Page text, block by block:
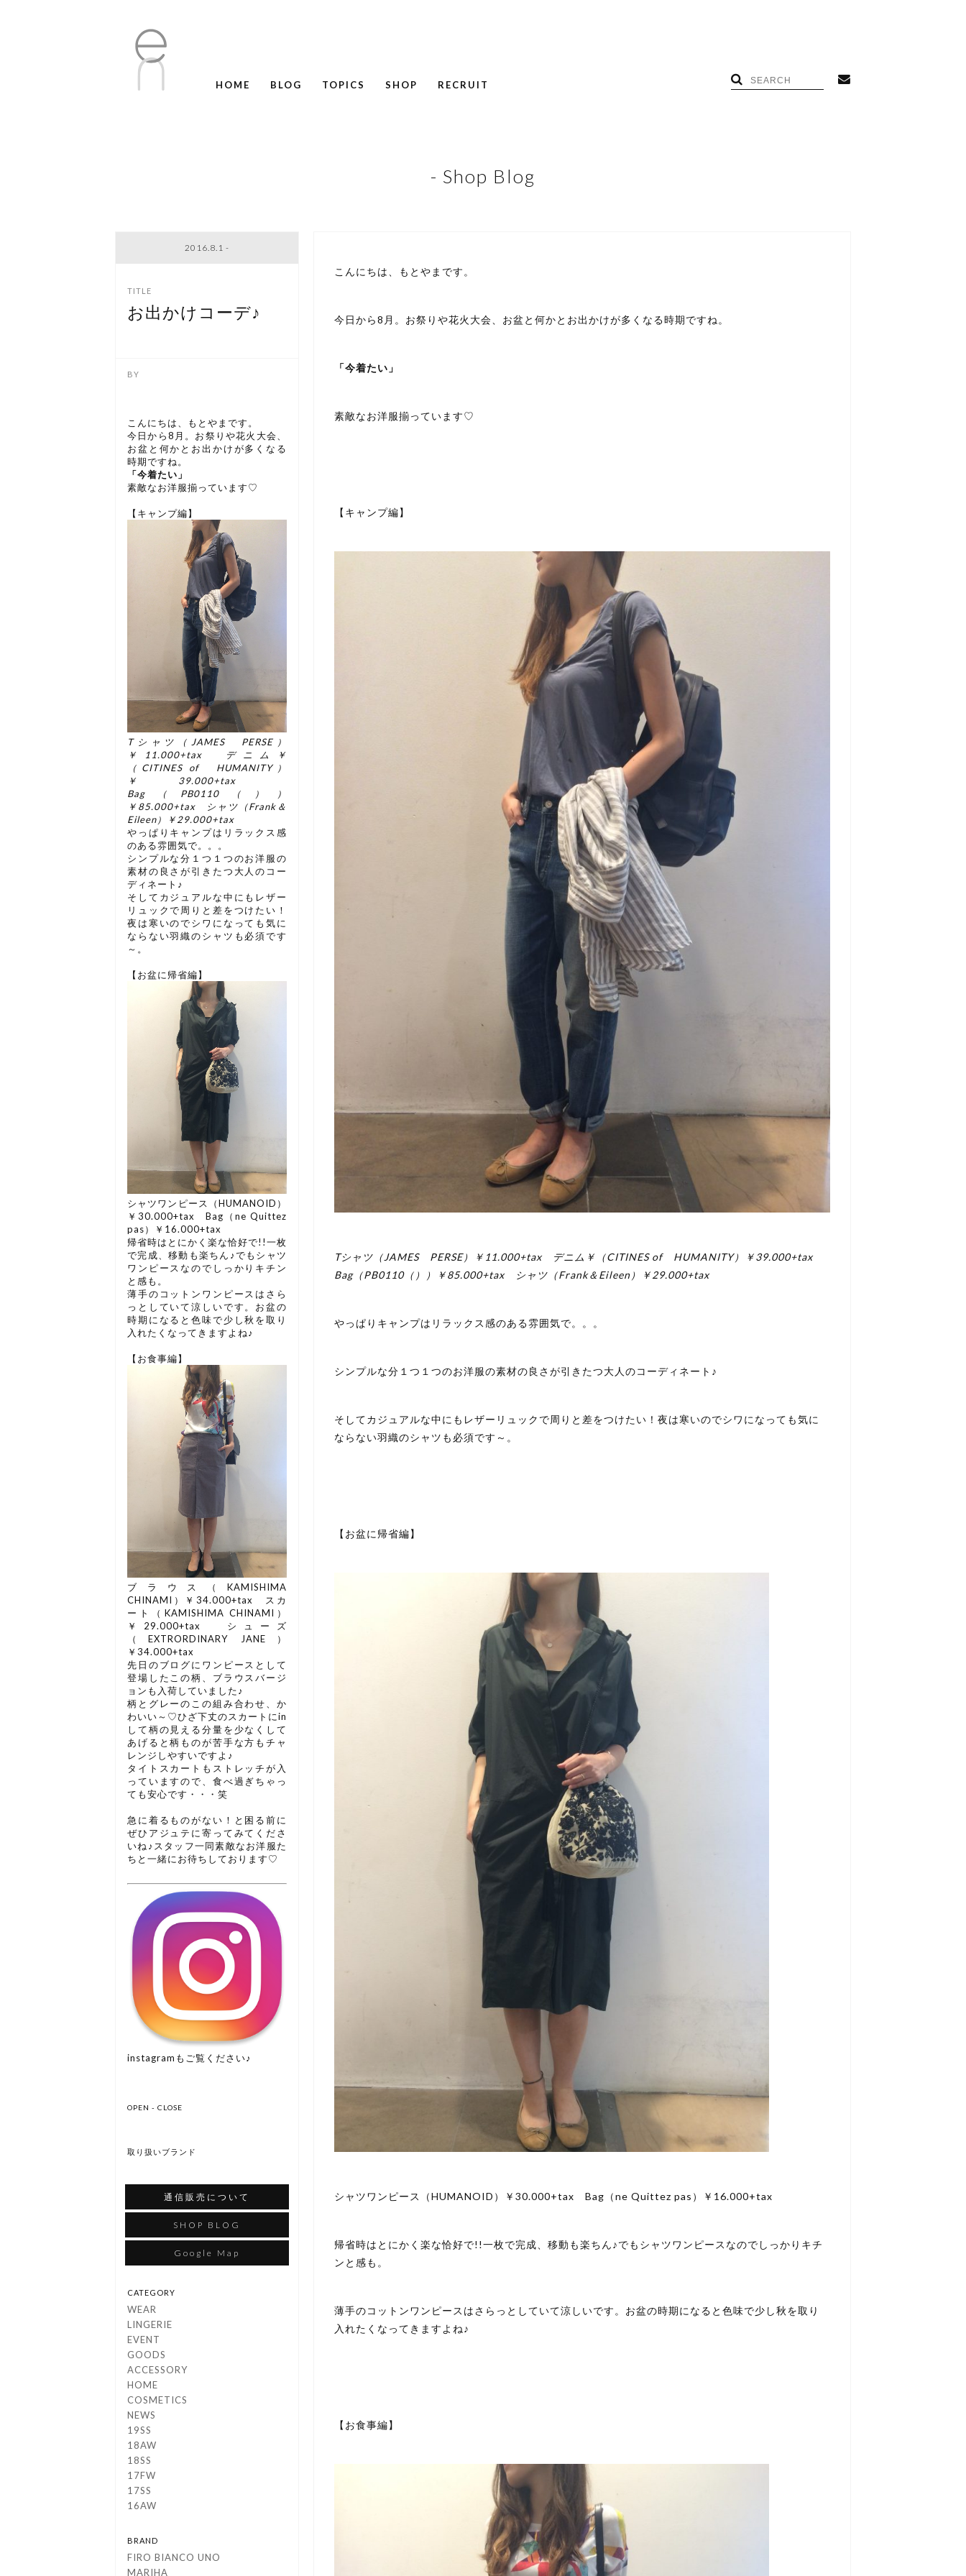
HOME BLOG
TOPICS
SHOP RECRUIT
- Shop Blog
2016.8.1 -
お出かけコーデ♪
こんにちは、もとやまです。
今日から8月。お祭りや花火大会、お盆と何かとお出かけが多くなる時期ですね。
「今着たい」
素敵なお洋服揃っています♡
【キャンプ編】
Tシャツ（JAMES PERSE）￥11.000+tax デニム￥（CITINES of HUMANITY）￥39.000+tax
Bag（PB0110（））￥85.000+tax シャツ（Frank＆Eileen）￥29.000+tax
やっぱりキャンプはリラックス感のある雰囲気で。。。
シンプルな分１つ１つのお洋服の素材の良さが引きたつ大人のコーディネート♪
そしてカジュアルな中にもレザーリュックで周りと差をつけたい！夜は寒いのでシワになっても気に
ならない羽織のシャツも必須です～。
【お盆に帰省編】
シャツワンピース（HUMANOID）￥30.000+tax Bag（ne Quittez pas）￥16.000+tax
帰省時はとにかく楽な恰好で!!一枚で完成、移動も楽ちん♪でもシャツワンピースなのでしっかりキチ
ンと感も。
薄手のコットンワンピースはさらっとしていて涼しいです。お盆の時期になると色味で少し秋を取り
入れたくなってきますよね♪
【お食事編】
こんにちは、もとやまです。
今日から8月。お祭りや花火大会、
お盆と何かとお出かけが多くなる
時期ですね。
「今着たい」
素敵なお洋服揃っています♡
【キャンプ編】
Tシャツ（JAMES PERSE）
￥11.000+tax デニム￥
（CITINES of HUMANITY）
￥39.000+tax
Bag（PB0110（））
￥85.000+tax シャツ（Frank＆
Eileen）￥29.000+tax
やっぱりキャンプはリラックス感
のある雰囲気で。。。
シンプルな分１つ１つのお洋服の
素材の良さが引きたつ大人のコー
ディネート♪
そしてカジュアルな中にもレザー
リュックで周りと差をつけたい！
夜は寒いのでシワになっても気に
ならない羽織のシャツも必須です
～。
【お盆に帰省編】
シャツワンピース（HUMANOID）
￥30.000+tax Bag（ne Quittez
pas）￥16.000+tax
帰省時はとにかく楽な恰好で!!一枚
で完成、移動も楽ちん♪でもシャツ
ワンピースなのでしっかりキチン
と感も。
薄手のコットンワンピースはさら
っとしていて涼しいです。お盆の
時期になると色味で少し秋を取り
入れたくなってきますよね♪
【お食事編】
ブラウス（KAMISHIMA
CHINAMI）￥34.000+tax スカ
ート（KAMISHIMA CHINAMI）
￥29.000+tax シューズ
（EXTRORDINARY JANE）
￥34.000+tax
先日のブログにワンピースとして
登場したこの柄、ブラウスバージ
ョンも入荷していました♪
柄とグレーのこの組み合わせ、か
わいい～♡ひざ下丈のスカートにin
して柄の見える分量を少なくして
あげると柄ものが苦手な方もチャ
レンジしやすいですよ♪
タイトスカートもストレッチが入
っていますので、食べ過ぎちゃっ
ても安心です・・・笑
急に着るものがない！と困る前に
ぜひアジュテに寄ってみてくださ
いね♪スタッフ一同素敵なお洋服た
ちと一緒にお待ちしております♡
instagramもご覧ください♪
OPEN - CLOSE
取り扱いブランド
通信販売について
SHOP BLOG
Google Map
CATEGORY
WEAR
LINGERIE
EVENT
GOODS
ACCESSORY
HOME
COSMETICS
NEWS
19SS
18AW
18SS
17FW
17SS
16AW
BRAND
FIRO BIANCO UNO
MARIHA